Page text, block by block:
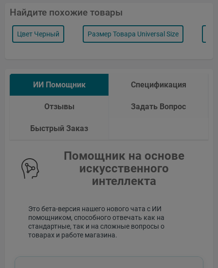
Найдите похожие товары
Цвет Черный Размер Товара Universal Size
ИИ Помощник Спецификация
Отзывы Задать Вопрос
Быстрый Заказ
Помощник на основе
искусственного
интеллекта
Это бета-версия нашего нового чата с ИИ
помощником, способного отвечать как на
стандартные, так и на сложные вопросы о
товарах и работе магазина.